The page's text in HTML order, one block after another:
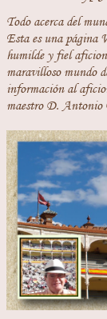
Todo acerca del
Esta es una página
humilde y fiel
maravilloso mundo
información al
maestro D. Antonio